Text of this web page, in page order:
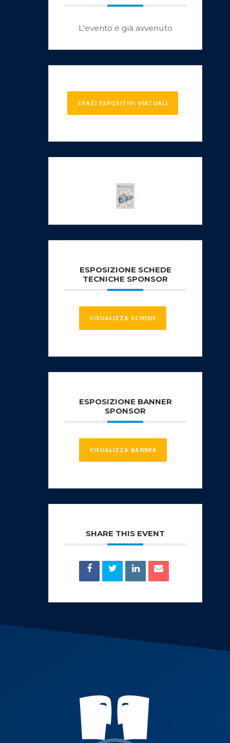
L'evento è già avvenuto
SPAZI ESPOSITIVI VIRTUALI
ESPOSIZIONE SCHEDE
TECNICHE SPONSOR
VISUALIZZA SCHEDE
ESPOSIZIONE BANNER
SPONSOR
VISUALIZZA BANNER
SHARE THIS EVENT